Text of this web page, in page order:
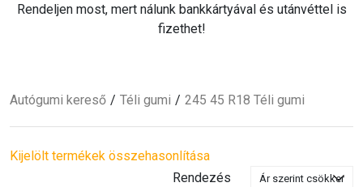
Rendeljen most, mert nálunk bankkártyával és utánvéttel is
fizethet!
Autógumi kereső Téli gumi 245 45 R18 Téli gumi
Kijelölt termékek összehasonlítása
Rendezés